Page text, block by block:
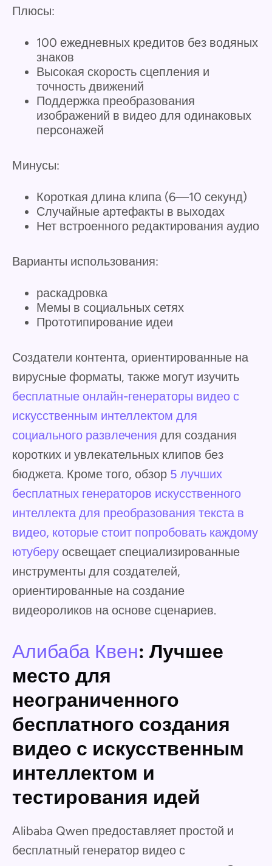
Плюсы:
100 ежедневных кредитов без водяных
знаков
Высокая скорость сцепления и
точность движений
Поддержка преобразования
изображений в видео для одинаковых
персонажей
Минусы:
Короткая длина клипа (6—10 секунд)
Случайные артефакты в выходах
Нет встроенного редактирования аудио
Варианты использования:
раскадровка
Мемы в социальных сетях
Прототипирование идеи
Создатели контента, ориентированные на
вирусные форматы, также могут изучить
бесплатные онлайн-генераторы видео с
искусственным интеллектом для
социального развлечения для создания
коротких и увлекательных клипов без
бюджета. Кроме того, обзор 5 лучших
бесплатных генераторов искусственного
интеллекта для преобразования текста в
видео, которые стоит попробовать каждому
ютуберу освещает специализированные
инструменты для создателей,
ориентированные на создание
видеороликов на основе сценариев.
Алибаба Квен: Лучшее
место для
неограниченного
бесплатного создания
видео с искусственным
интеллектом и
тестирования идей
Alibaba Qwen предоставляет простой и
бесплатный генератор видео с